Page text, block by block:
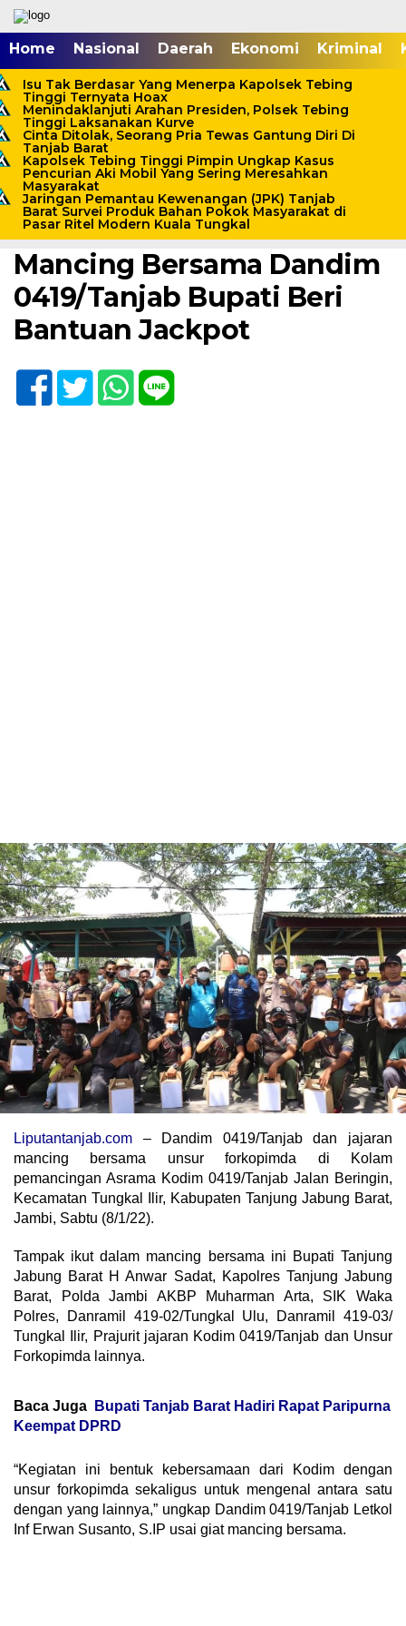
Home Nasional Daerah Ekonomi Kriminal
Isu Tak Berdasar Yang Menerpa Kapolsek Tebing
Tinggi Ternyata Hoax
Menindaklanjuti Arahan Presiden, Polsek Tebing
Tinggi Laksanakan Kurve
Cinta Ditolak, Seorang Pria Tewas Gantung Diri Di
Tanjab Barat
Kapolsek Tebing Tinggi Pimpin Ungkap Kasus
Pencurian Aki Mobil Yang Sering Meresahkan
Masyarakat
Jaringan Pemantau Kewenangan (JPK) Tanjab
Barat Survei Produk Bahan Pokok Masyarakat di
Pasar Ritel Modern Kuala Tungkal
Home /Uncategorized
Minggu, 9 Januari 2022 - 10:27 WIB
Mancing Bersama Dandim
0419/Tanjab Bupati Beri
Bantuan Jackpot
Liputantanjab.com – Dandim 0419/Tanjab dan jajaran
mancing bersama unsur forkopimda di Kolam
pemancingan Asrama Kodim 0419/Tanjab Jalan Beringin,
Kecamatan Tungkal Ilir, Kabupaten Tanjung Jabung Barat,
Jambi, Sabtu (8/1/22).
Tampak ikut dalam mancing bersama ini Bupati Tanjung
Jabung Barat H Anwar Sadat, Kapolres Tanjung Jabung
Barat, Polda Jambi AKBP Muharman Arta, SIK Waka
Polres, Danramil 419-02/Tungkal Ulu, Danramil 419-03/
Tungkal Ilir, Prajurit jajaran Kodim 0419/Tanjab dan Unsur
Forkopimda lainnya.
Baca Juga
Bupati Tanjab Barat Hadiri Rapat Paripurna
Keempat DPRD
“Kegiatan ini bentuk kebersamaan dari Kodim dengan
unsur forkopimda sekaligus untuk mengenal antara satu
dengan yang lainnya,” ungkap Dandim 0419/Tanjab Letkol
Inf Erwan Susanto, S.IP usai giat mancing bersama.